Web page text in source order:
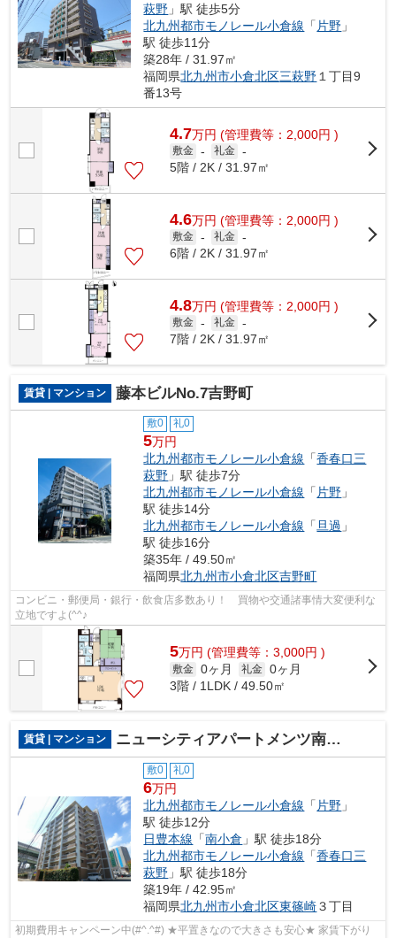
萩野 」駅 徒歩5分
北九州都市モノレール小倉線 「 片野 」
駅 徒歩11分
築28年 / 31.97㎡
福岡県北九州市小倉北区三萩野 １丁目9
番13号
4.7万円 (管理費等：2,000円 )
敷金 - 礼金 -
5階 / 2K / 31.97㎡
4.6万円 (管理費等：2,000円 )
敷金 - 礼金 -
6階 / 2K / 31.97㎡
4.8万円 (管理費等：2,000円 )
敷金 - 礼金 -
7階 / 2K / 31.97㎡
賃貸 | マンション 藤本ビルNo.7吉野町
敷0 礼0
5万円
北九州都市モノレール小倉線 「香春口三
萩野 」駅 徒歩7分
北九州都市モノレール小倉線 「 片野 」
駅 徒歩14分
北九州都市モノレール小倉線 「旦過 」
駅 徒歩16分
築35年 / 49.50㎡
福岡県北九州市小倉北区吉野町
コンビニ・郵便局・銀行・飲食店多数あり！ 買物や交通諸事情大変便利な
立地ですよ(^^♪
5万円 (管理費等：3,000円 )
敷金 0ヶ月 礼金 0ヶ月
3階 / 1LDK / 49.50㎡
賃貸 | マンション ニューシティアパートメンツ南小倉Ⅱ
敷0 礼0
6万円
北九州都市モノレール小倉線 「 片野 」
駅 徒歩12分
日豊本線 「南小倉 」駅 徒歩18分
北九州都市モノレール小倉線 「香春口三
萩野 」駅 徒歩18分
築19年 / 42.95㎡
福岡県北九州市小倉北区東篠崎３丁目
初期費用キャンペーン中(#^.^#) ★平置きなので大きさも安心★ 家賃下がり